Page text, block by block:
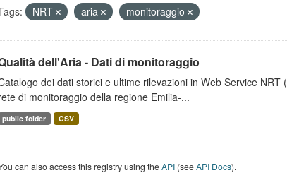
NRT aria monitoraggio
dell'Aria - Dati di monitoraggio
dei dati storici e ultime rilevazioni in Web Service
di monitoraggio della regione Emilia-...
public folder CSV
can also access this registry using theAPI(seeAPI Docs).